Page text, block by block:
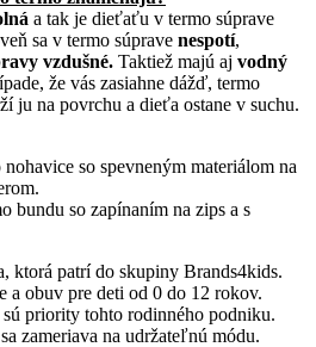
a tak je dieťaťu v termo súprave
sa v termo súprave nespotí,
vzdušné. Taktiež majú aj vodný
že vás zasiahne dážď, termo
ju na povrchu a dieťa ostane v suchu.
so spevneným materiálom na
bundu so zapínaním na zips a s
ktorá patrí do skupiny Brands4kids.
a obuv pre deti od 0 do 12 rokov.
priority tohto rodinného podniku.
zameriava na udržateľnú módu.